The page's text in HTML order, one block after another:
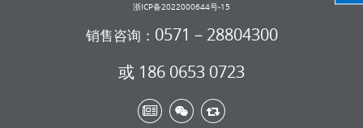
浙ICP备2022000644号-15
销售咨询： 0571－28804300
或 186 0653 0723